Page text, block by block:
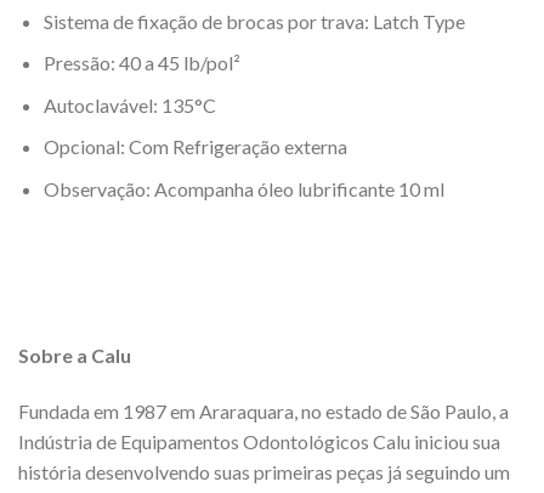
Sistema de fixação de brocas por trava: Latch Type
Pressão: 40 a 45 lb/pol²
Autoclavável: 135°C
Opcional: Com Refrigeração externa
Observação: Acompanha óleo lubrificante 10 ml
Sobre a Calu
Fundada em 1987 em Araraquara, no estado de São Paulo, a
Indústria de Equipamentos Odontológicos Calu iniciou sua
história desenvolvendo suas primeiras peças já seguindo um